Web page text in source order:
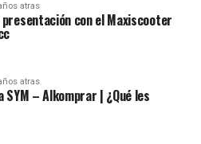
atras
presentación con el Maxiscooter
atras
SYM – Alkomprar | ¿Qué les